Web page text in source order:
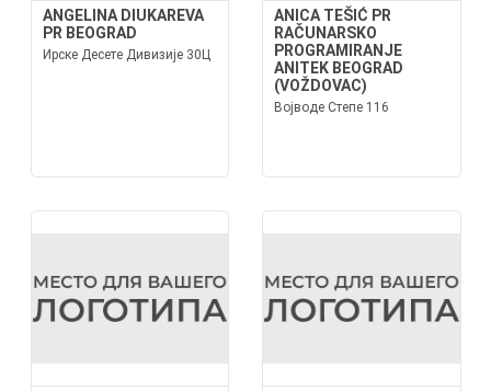
ANGELINA DIUKAREVA
PR BEOGRAD
Ирске Десете Дивизије 30Ц
ANICA TEŠIĆ PR
RAČUNARSKO
PROGRAMIRANJE
ANITEK BEOGRAD
(VOŽDOVAC)
Војводе Степе 116